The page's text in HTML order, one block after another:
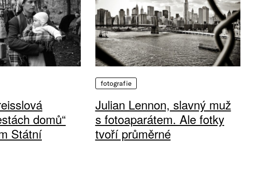
domů“
Státní
fotografie
Julian Lennon, slavný muž
s fotoaparátem. Ale fotky
tvoří průměrné